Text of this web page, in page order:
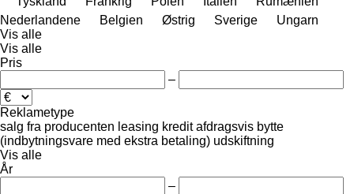
Nederlandene
Belgien Østrig Sverige
Ungarn
Vis alle
Vis alle
Pris
–
Reklametype
salg fra producenten leasing kredit afdragsvis bytte
(indbytningsvare med ekstra betaling) udskiftning
Vis alle
År
–